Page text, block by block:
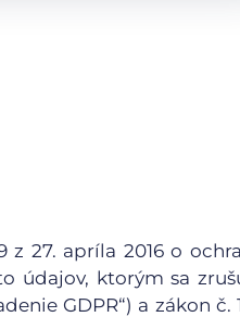
z 27. apríla 2016 o
údajov, ktorým sa
GDPR“) a zákon č.